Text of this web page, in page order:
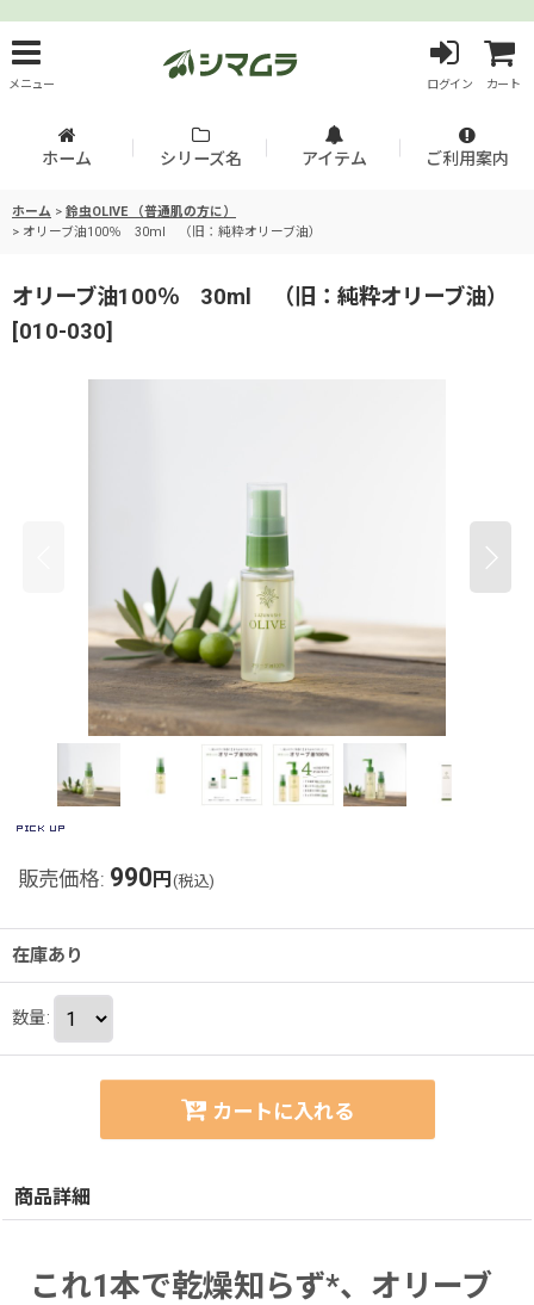
メニュー ログイン カート
ホーム シリーズ名 アイテム ご利用案内
ホーム > 鈴虫OLIVE （普通肌の方に）
> オリーブ油100％ 30ml （旧：純粋オリーブ油）
オリーブ油100％ 30ml （旧：純粋オリーブ油）
[010-030]
販売価格: 990 円 (税込)
在庫あり
数量:
カートに入れる
商品詳細
これ1本で乾燥知らず*、オリーブ